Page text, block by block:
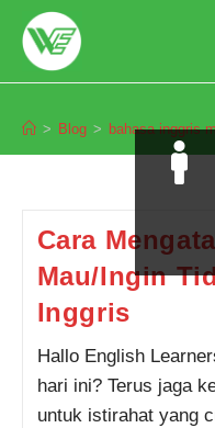
content
> Blog > bahasa inggris
Cara
Mau/Ingin
Inggris
Hallo English
hari ini? Terus jaga
untuk istirahat yang